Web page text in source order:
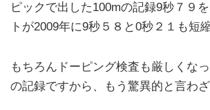
ピックで出した100mの記録9秒７９
トが2009年に9秒５８と0秒２１も短
もちろんドーピング検査も厳しくな
の記録ですから、もう驚異的と言わざ